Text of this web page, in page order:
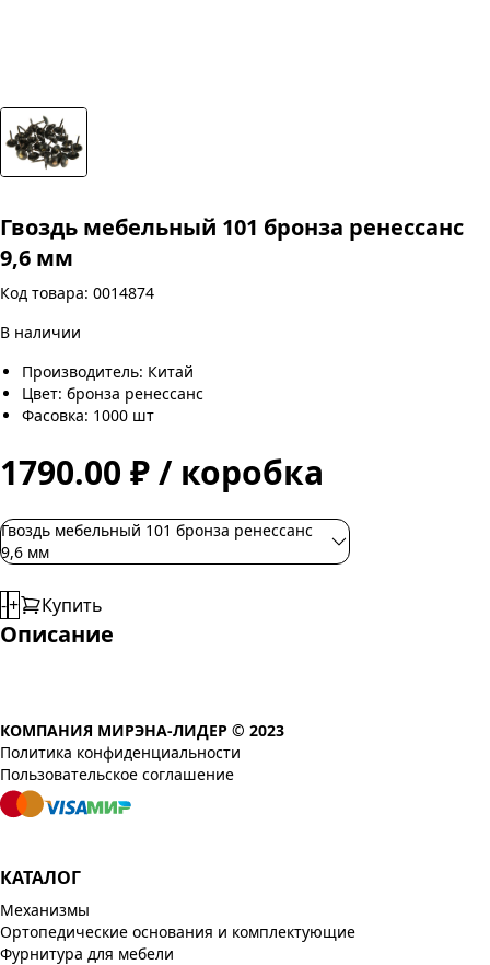
Гвоздь мебельный 101 бронза ренессанс
9,6 мм
Код товара: 0014874
В наличии
Производитель: Китай
Цвет: бронза ренессанс
Фасовка: 1000 шт
1790.00 ₽ / коробка
Гвоздь мебельный 101 бронза ренессанс
9,6 мм
-+ Купить
Описание
КОМПАНИЯ МИРЭНА-ЛИДЕР © 2023
Политика конфиденциальности
Пользовательское соглашение
КАТАЛОГ
Механизмы
Ортопедические основания и комплектующие
Фурнитура для мебели